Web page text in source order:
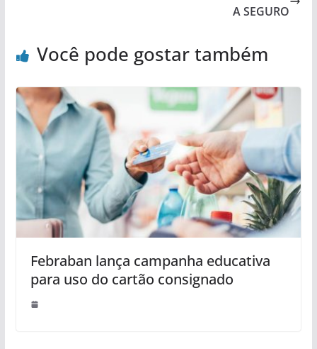
A SEGURO
Você pode gostar também
Febraban lança campanha educativa
para uso do cartão consignado